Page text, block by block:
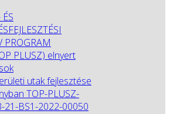
PROGRAM
PLUSZ) elnyert
utak fejlesztése
TOP-PLUSZ-
21-BS1-2022-00050